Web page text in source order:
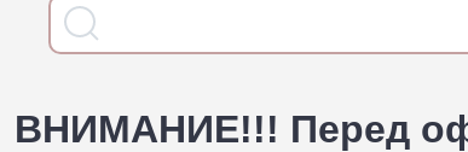
ВНИМАНИЕ!!! Перед